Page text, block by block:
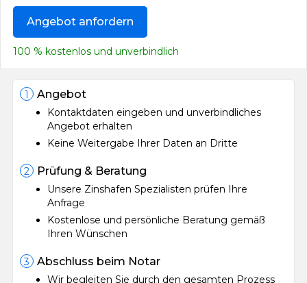
100 % kostenlos und unverbindlich
1 Angebot
Kontaktdaten eingeben und unverbindliches
Angebot erhalten
Keine Weitergabe Ihrer Daten an Dritte
2 Prüfung & Beratung
Unsere Zinshafen Spezialisten prüfen Ihre
Anfrage
Kostenlose und persönliche Beratung gemäß
Ihren Wünschen
3 Abschluss beim Notar
Wir begleiten Sie durch den gesamten Prozess